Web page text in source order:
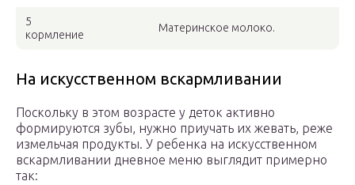
5
кормление
Материнское молоко.
На искусственном вскармливании
Поскольку в этом возрасте у деток активно
формируются зубы, нужно приучать их жевать, реже
измельчая продукты. У ребенка на искусственном
вскармливании дневное меню выглядит примерно
так: